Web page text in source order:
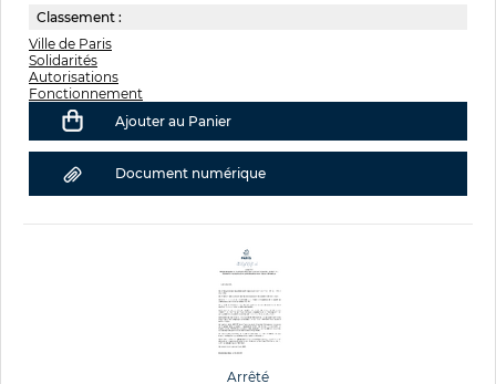
Classement :
Ville de Paris
Solidarités
Autorisations
Fonctionnement
Ajouter au Panier
Document numérique
Arrêté